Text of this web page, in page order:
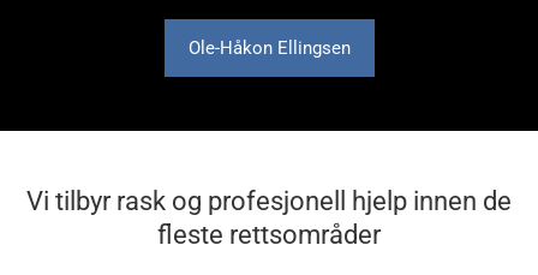
Ole-Håkon Ellingsen
Vi tilbyr rask og profesjonell hjelp innen de
fleste rettsområder